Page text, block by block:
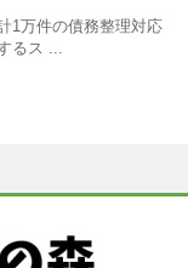
1万件の債務整理対応
るス ...